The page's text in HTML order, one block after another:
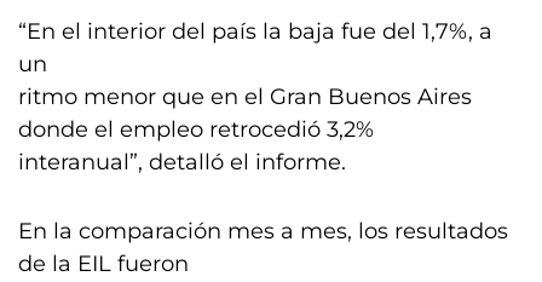
“En el interior del país la baja fue del 1,7%, a
un
ritmo menor que en el Gran Buenos Aires
donde el empleo retrocedió 3,2%
interanual”, detalló el informe.
En la comparación mes a mes, los resultados
de la EIL fueron